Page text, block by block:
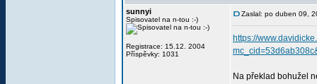
sunnyi
Spisovatel na n-tou :-)
Registrace: 15.12. 2004
Příspěvky: 1031
Zaslal: po duben 09,
https://
Na překlad bohužel